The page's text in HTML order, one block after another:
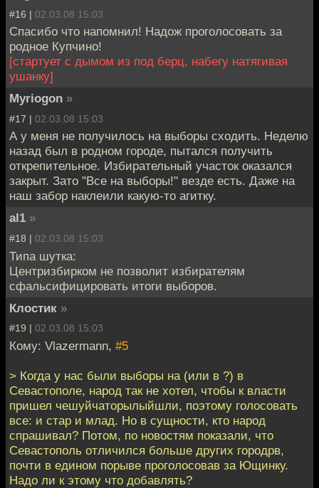
#16 | 02.03.08 15:03
Спасибо что напомнил! Надож проголосовать за
родное Купчино!
[стартует с дымом из под берц, набегу натягивая
ушанку]
Myriogon »
#17 | 02.03.08 15:03
А у меня не получилось на выборы сходить. Неделю
назад был в родном городе, пытался получить
открепительное. Избирательный участок оказался
закрыт. Зато "Все на выборы!" везде есть. Даже на
наш забор наклеили какую-то агитку.
al1 »
#18 | 02.03.08 15:03
Типа шутка:
Центризбирком не позволит избирателям
сфальсифицировать итоги выборов.
Клостик »
#19 | 02.03.08 15:03
Кому: Vlazermann, #5
> Когда у нас были выборы на (или в ?) в
Севастополе, народ так не хотел, чтобы к власти
пришел чешуйчаторылыйшли, поэтому голосовать
все: и стар и млад. Но в сущности, кто народ
спрашивал? Потом, по новостям показали, что
Севастополь отличился больше других городрв,
почти в едином порыве проголосовав за Ющинку.
Надо ли к этому что добавлять?